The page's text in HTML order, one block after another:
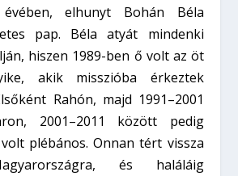
elhunyt Bohán Béla
pap. Béla atyát mindenki
hiszen 1989-ben ő volt az öt
akik misszióba érkeztek
Rahón, majd 1991–2001
2001–2011 között pedig
plébános. Onnan tért vissza
és haláláig